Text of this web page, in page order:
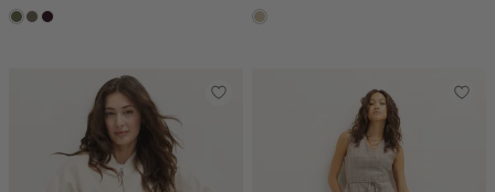
groen,
middenbruin
bordeaux,
lichtzand